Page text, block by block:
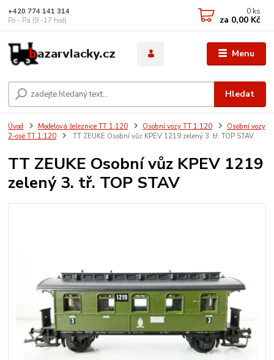
Menu
Hledat
+420 774 141 314
Po - Pá (9 -17 hod)
0 ks
za 0,00 Kč
Úvod Modelová železnice TT 1:120 Osobní vozy TT 1:120
Osobní vozy
2-osé TT 1:120
TT ZEUKE Osobní vůz KPEV 1219 zelený 3. tř. TOP STAV
TT ZEUKE Osobní vůz KPEV 1219
zelený 3. tř. TOP STAV